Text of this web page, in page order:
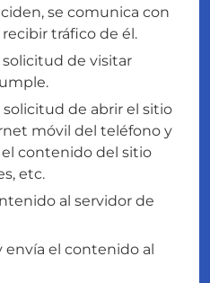
se comunica con
tráfico de él.
de visitar
solicitud de abrir el sitio
móvil del teléfono y
contenido del sitio
etc.
al servidor de
envía el contenido al